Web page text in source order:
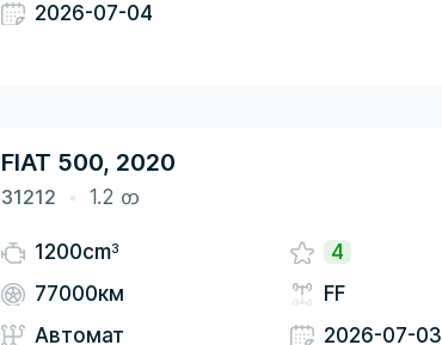
2026-07-04
FIAT 500, 2020
31212 1.2 ᦎ
1200cm3
77000км
Автомат
4
FF
2026-07-03